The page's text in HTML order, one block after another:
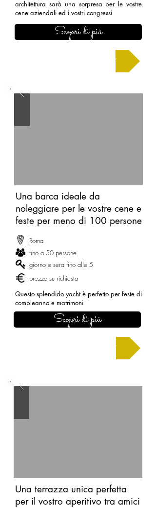
Una terrazza unica perfetta
per il vostro aperitivo tra amici
architettura sarà una sorpresa per le vostre
cene aziendali ed i vostri congressi
Scopri di più
Chiedi un preventivo
Una barca ideale da
noleggiare per le vostre cene e
feste per meno di 100 persone
Roma
fino a 50 persone
giorno e sera fino alle 5
prezzo su richiesta
Questo splendido yacht è perfetto per feste di
compleanno e matrimoni
Scopri di più